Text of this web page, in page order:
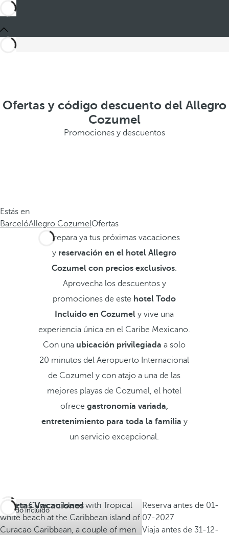
Ofertas y código descuento del Allegro
Cozumel
Promociones y descuentos
Estás en
BarcelóAllegro CozumelOfertas
Prepara ya tus próximas vacaciones
y reservación en el hotel Allegro
Cozumel con precios exclusivos.
Aprovecha los descuentos y
promociones de este hotel Todo
Incluido en Cozumel y vive una
experiencia única en el Caribe Mexicano.
Con una ubicación privilegiada a solo
20 minutos del Aeropuerto Internacional
de Cozumel y con atajo a una de las
mejores playas de Cozumel, el hotel
ofrecegastronomía variada,
entretenimiento para toda la familia y
un servicio excepcional.
Ofertas Vacaciones
Todo incluido
Reserva antes de 01-
07-2027
Viaja antes de 31-12-